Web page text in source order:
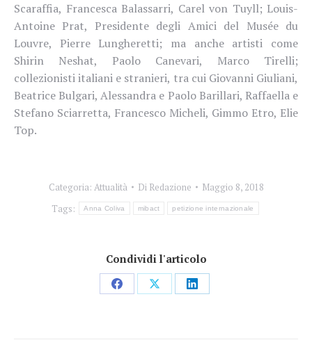
Scaraffia, Francesca Balassarri, Carel von Tuyll; Louis-
Antoine Prat, Presidente degli Amici del Musée du
Louvre, Pierre Lungheretti; ma anche artisti come
Shirin Neshat, Paolo Canevari, Marco Tirelli;
collezionisti italiani e stranieri, tra cui Giovanni Giuliani,
Beatrice Bulgari, Alessandra e Paolo Barillari, Raffaella e
Stefano Sciarretta, Francesco Micheli, Gimmo Etro, Elie
Top.
Categoria: Attualità Di Redazione
Maggio 8, 2018
Tags:
Anna Coliva mibact petizione internazionale
Condividi l'articolo
CondividiCondividiCondividi